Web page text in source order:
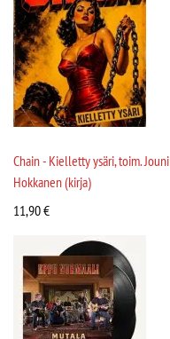
Chain - Kielletty ysäri, toim. Jouni
Hokkanen (kirja)
11,90€